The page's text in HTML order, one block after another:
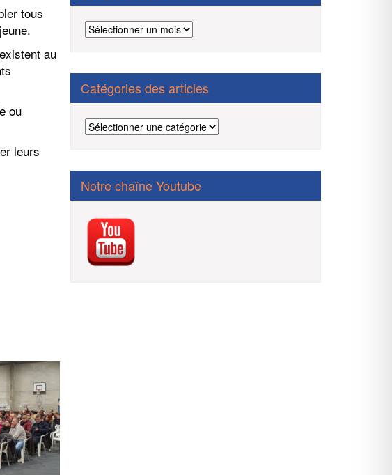
tous
au
ou
leurs
Archives
des
Catégories des articles
Catégories
des
Notre chaîne Youtube